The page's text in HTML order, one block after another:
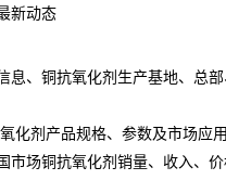
动态
铜抗氧化剂生产基地、总部
产品规格、参数及市场应
铜抗氧化剂销量、收入、价